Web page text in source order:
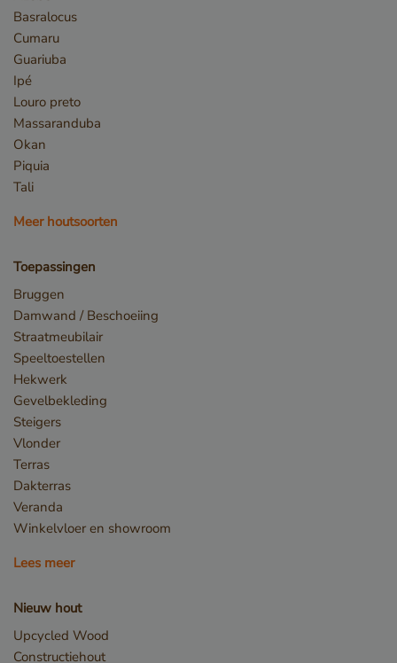
Basralocus
Cumaru
Guariuba
Ipé
Louro preto
Massaranduba
Okan
Piquia
Tali
Meer houtsoorten
Toepassingen
Bruggen
Damwand / Beschoeiing
Straatmeubilair
Speeltoestellen
Hekwerk
Gevelbekleding
Steigers
Vlonder
Terras
Dakterras
Veranda
Winkelvloer en showroom
Lees meer
Nieuw hout
Upcycled Wood
Constructiehout